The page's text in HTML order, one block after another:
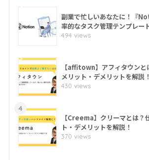
副業で忙しいあなたに！『
率的なタスク管理テンプレー
494 views
3
【affitown】アフィタウンと
メリット・デメリットを解説！
430 views
4
【Creema】クリーマとは？
ト・デメリットを解説！
370 views